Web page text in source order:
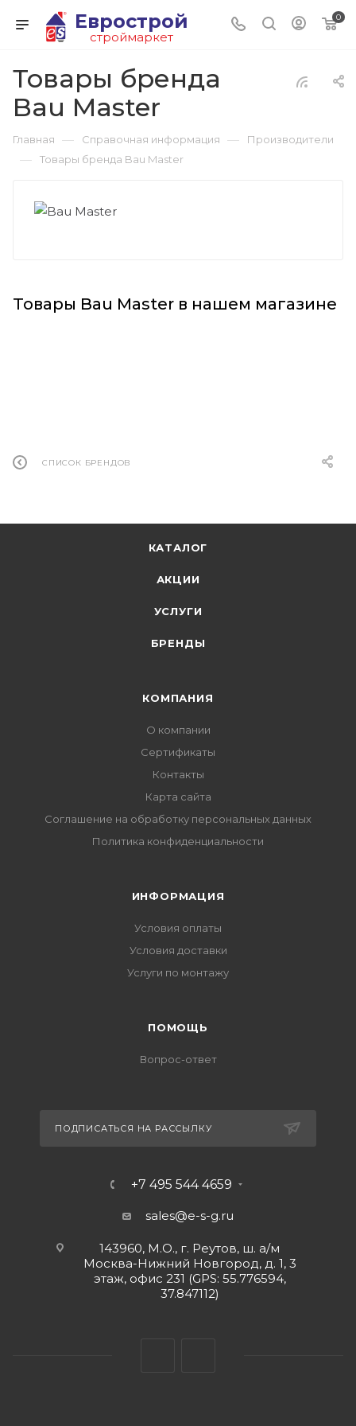
Еврострой
строймаркет
0
Товары бренда
Bau Master
Главная — Справочная информация — Производители
— Товары бренда Bau Master
Товары Bau Master в нашем магазине
СПИСОК БРЕНДОВ
КАТАЛОГ
АКЦИИ
УСЛУГИ
БРЕНДЫ
КОМПАНИЯ
О компании
Сертификаты
Контакты
Карта сайта
Соглашение на обработку персональных данных
Политика конфиденциальности
ИНФОРМАЦИЯ
Условия оплаты
Условия доставки
Услуги по монтажу
ПОМОЩЬ
Вопрос-ответ
ПОДПИСАТЬСЯ НА РАССЫЛКУ
+7 495 544 4659
sales@e-s-g.ru
143960, М.О., г. Реутов, ш. а/м
Москва-Нижний Новгород, д. 1, 3
этаж, офис 231 (GPS: 55.776594,
37.847112)